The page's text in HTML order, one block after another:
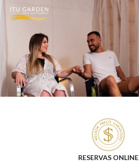
RESERVAS ONLINE